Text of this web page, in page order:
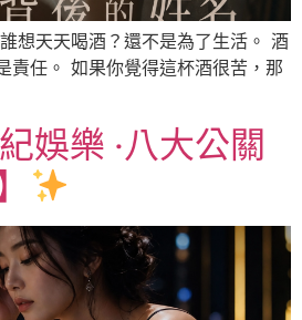
想天天喝酒？還不是為了生活。 酒
責任。 如果你覺得這杯酒很苦，那
娛樂 ‧八大公關